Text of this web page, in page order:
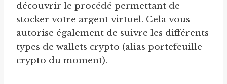
découvrir le procédé permettant de
stocker votre argent virtuel. Cela vous
autorise également de suivre les différents
types de wallets crypto (alias portefeuille
crypto du moment).